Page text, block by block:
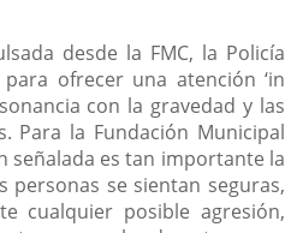
desde la FMC, la Policía
ofrecer una atención ‘in
con la gravedad y las
Para la Fundación Municipal
señalada es tan importante la
personas se sientan seguras,
cualquier posible agresión,